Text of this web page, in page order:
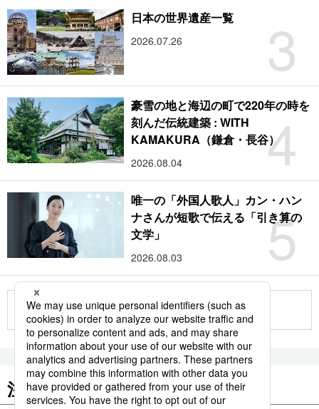
3
日本の世界遺産一覧
2026.07.26
4
豪雪の地と海辺の町で220年の時を
刻んだ伝統建築 : WITH
KAMAKURA（鎌倉・長谷）
2026.08.04
5
唯一の「外国人歌人」カン・ハン
ナさんが短歌で伝える「引き算の
文学」
2026.08.03
もっと見る
注目のキーワード